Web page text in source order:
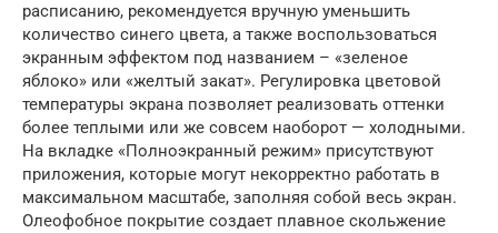
расписанию, рекомендуется вручную уменьшить
количество синего цвета, а также воспользоваться
экранным эффектом под названием – «зеленое
яблоко» или «желтый закат». Регулировка цветовой
температуры экрана позволяет реализовать оттенки
более теплыми или же совсем наоборот — холодными.
На вкладке «Полноэкранный режим» присутствуют
приложения, которые могут некорректно работать в
максимальном масштабе, заполняя собой весь экран.
Олеофобное покрытие создает плавное скольжение